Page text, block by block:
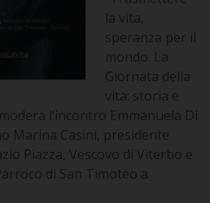
la vita,
speranza per il
mondo. La
Giornata della
vita: storia e
l’incontro Emmanuela Di
Marina Casini, presidente
Piazza, Vescovo di Viterbo e
di San Timoteo a